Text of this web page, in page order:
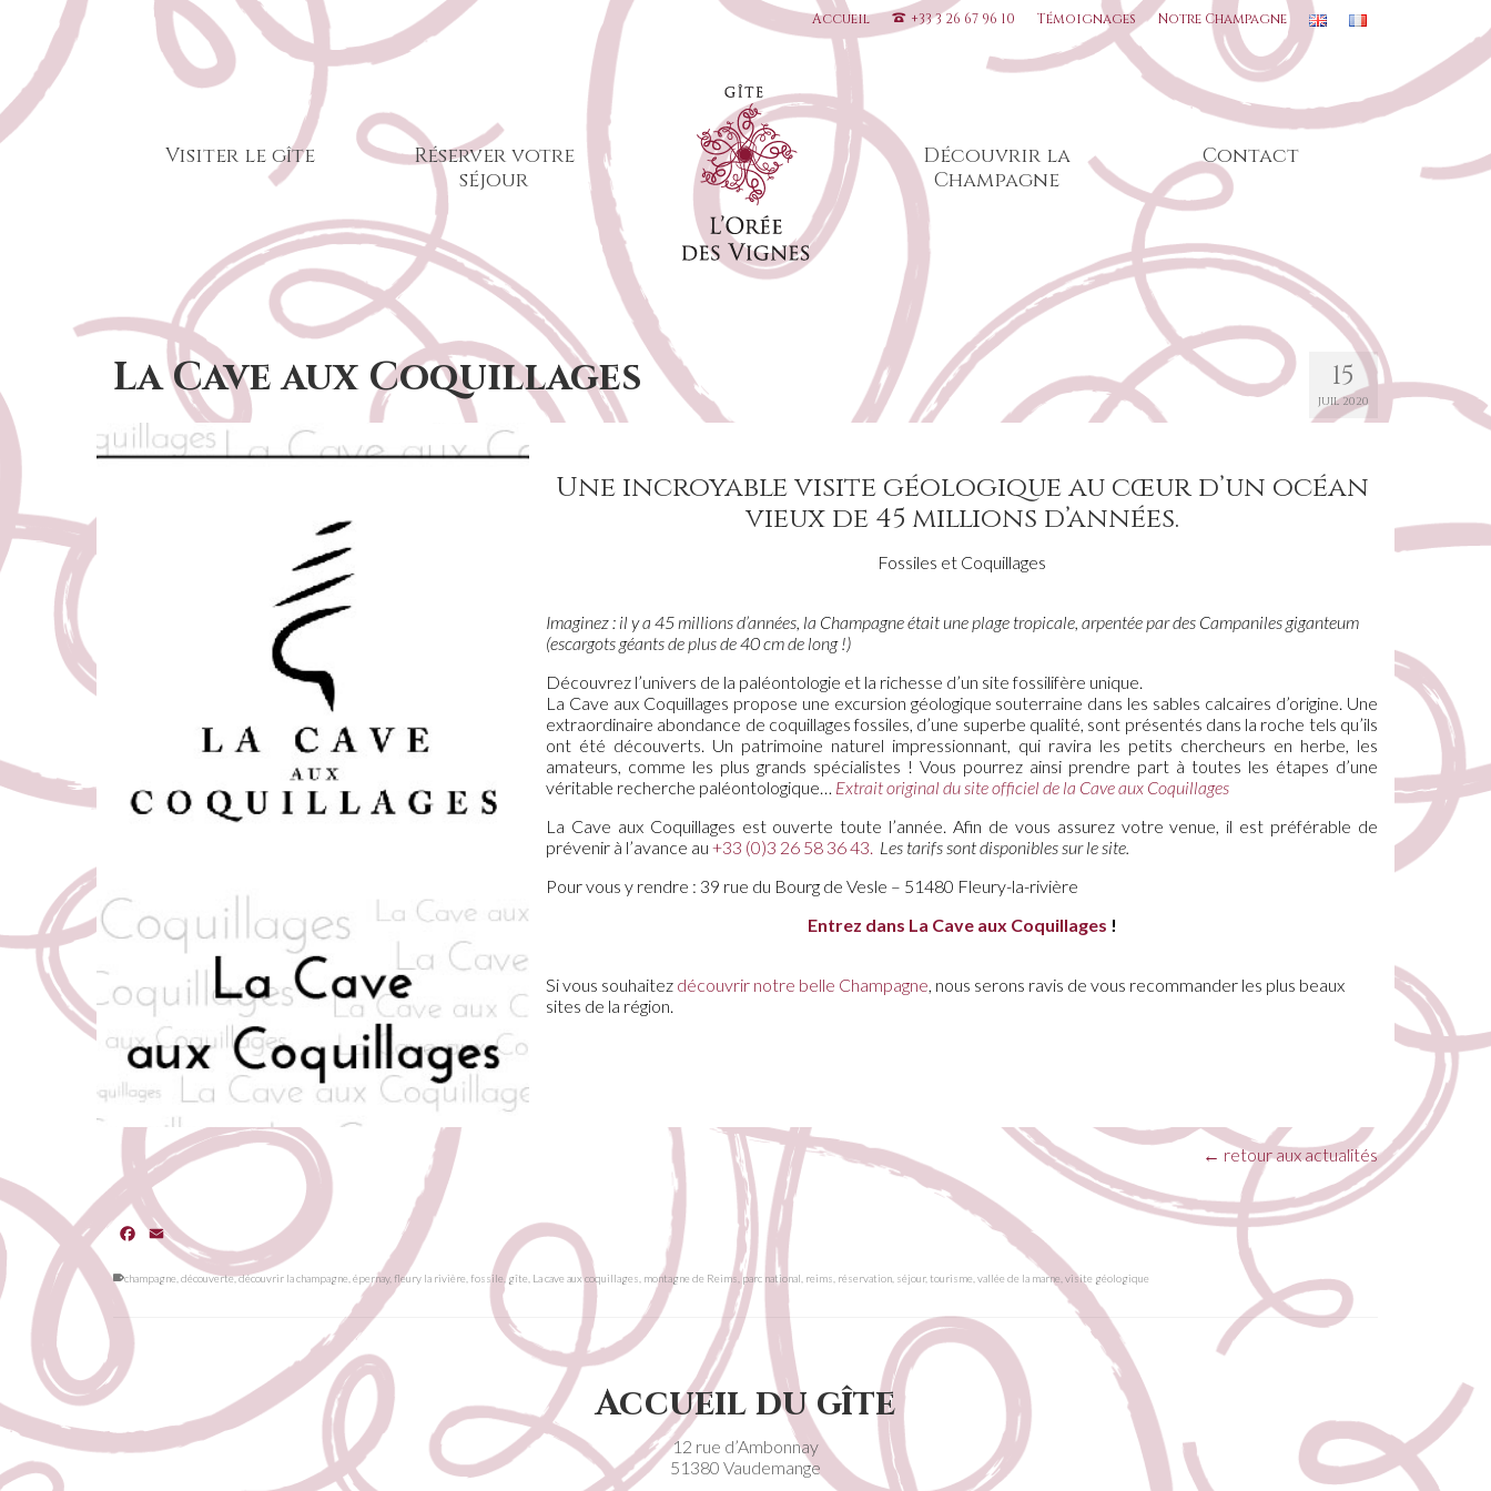
Accueil +33 3 26 67 96 10 Témoignages Notre Champagne
Visiter le gîte
Réserver votre
séjour
Découvrir la
Champagne
Contact
15
JUIL 2020
La Cave aux Coquillages
Une incroyable visite géologique au cœur d’un océan
vieux de 45 millions d’années.
Fossiles et Coquillages
Imaginez : il y a 45 millions d’années, la Champagne était une plage tropicale, arpentée par des Campaniles giganteum
(escargots géants de plus de 40 cm de long !)
Découvrez l’univers de la paléontologie et la richesse d’un site fossilifère unique.
La Cave aux Coquillages propose une excursion géologique souterraine dans les sables calcaires d’origine. Une
extraordinaire abondance de coquillages fossiles, d’une superbe qualité, sont présentés dans la roche tels qu’ils
ont été découverts. Un patrimoine naturel impressionnant, qui ravira les petits chercheurs en herbe, les
amateurs, comme les plus grands spécialistes ! Vous pourrez ainsi prendre part à toutes les étapes d’une
véritable recherche paléontologique… Extrait original du site officiel de la Cave aux Coquillages
La Cave aux Coquillages est ouverte toute l’année. Afin de vous assurez votre venue, il est préférable de
prévenir à l’avance au +33 (0)3 26 58 36 43. Les tarifs sont disponibles sur le site.
Pour vous y rendre : 39 rue du Bourg de Vesle – 51480 Fleury-la-rivière
Entrez dans La Cave aux Coquillages !
Si vous souhaitez découvrir notre belle Champagne, nous serons ravis de vous recommander les plus beaux
sites de la région.
← retour aux actualités
Facebook
Email
champagne découverte,découvrir la champagne épernay, fleury la rivière fossile ,gîte La cave aux coquillages montagne de Reims parc national reims réservation séjour, tourisme vallée de la marne visite géologique
Accueil du gîte
12 rue d’Ambonnay
51380 Vaudemange